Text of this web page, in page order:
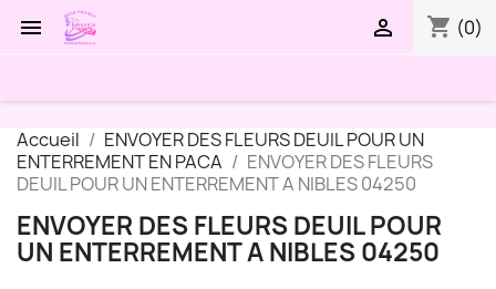
 shopping_cart (0)

Accueil
ENVOYER DES FLEURS DEUIL POUR UN
ENTERREMENT EN PACA
ENVOYER DES FLEURS
DEUIL POUR UN ENTERREMENT A NIBLES 04250
ENVOYER DES FLEURS DEUIL POUR
UN ENTERREMENT A NIBLES 04250